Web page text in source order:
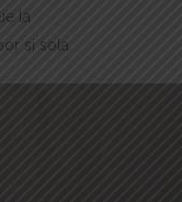
la
sí sola.